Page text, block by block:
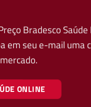
Bradesco
em seu e-mail uma
ONLINE